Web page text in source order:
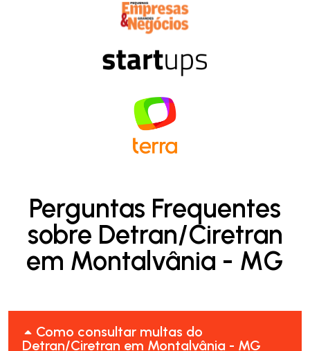
Perguntas Frequentes
sobre Detran/Ciretran
em Montalvânia - MG
Como consultar multas do
Detran/Ciretran em Montalvânia - MG